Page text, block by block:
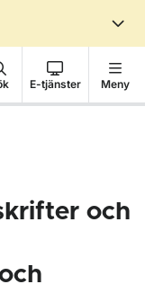
E-tjänster Meny
och